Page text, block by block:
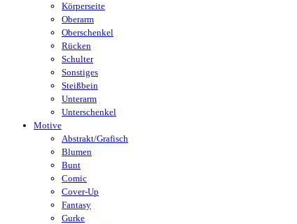
Körperseite
Oberarm
Oberschenkel
Rücken
Schulter
Sonstiges
Steißbein
Unterarm
Unterschenkel
Motive
Abstrakt/Grafisch
Blumen
Bunt
Comic
Cover-Up
Fantasy
Gurke